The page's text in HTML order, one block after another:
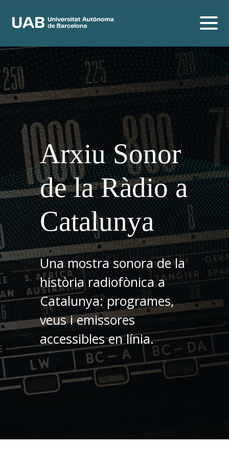
Arxiu Sonor
de la Ràdio a
Catalunya
Una mostra sonora de la
història radiofònica a
Catalunya: programes,
veus i emissores
accessibles en línia.